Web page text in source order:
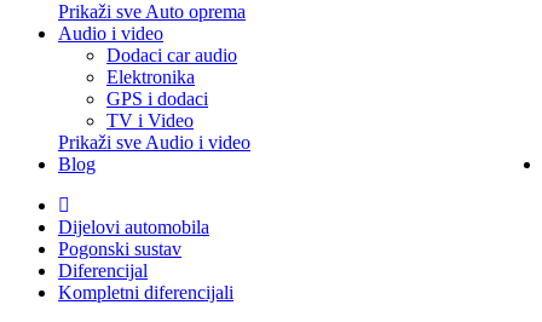
Prikaži sve Auto oprema
Audio i video
Dodaci car audio
Elektronika
GPS i dodaci
TV i Video
Prikaži sve Audio i video
Blog
Dijelovi automobila
Pogonski sustav
Diferencijal
Kompletni diferencijali